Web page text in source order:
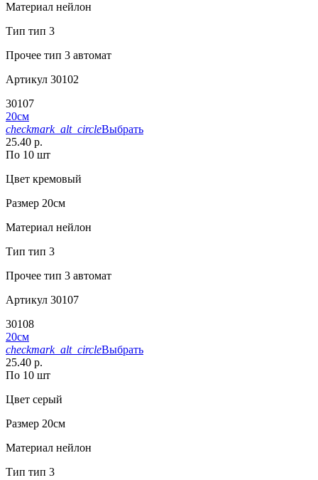
Материал нейлон
Тип тип 3
Прочее тип 3 автомат
Артикул 30102
30107
20см
checkmark_alt_circleВыбрать
25.40 р.
По 10 шт
Цвет кремовый
Размер 20см
Материал нейлон
Тип тип 3
Прочее тип 3 автомат
Артикул 30107
30108
20см
checkmark_alt_circleВыбрать
25.40 р.
По 10 шт
Цвет серый
Размер 20см
Материал нейлон
Тип тип 3